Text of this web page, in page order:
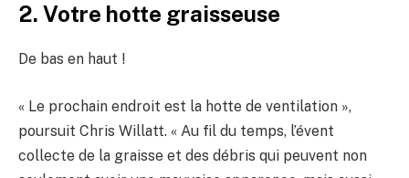
2. Votre hotte graisseuse
De bas en haut !
« Le prochain endroit est la hotte de ventilation »,
poursuit Chris Willatt. « Au fil du temps, l’évent
collecte de la graisse et des débris qui peuvent non